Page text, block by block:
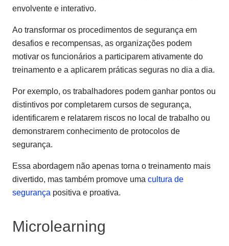
envolvente e interativo.
Ao transformar os procedimentos de segurança em
desafios e recompensas, as organizações podem
motivar os funcionários a participarem ativamente do
treinamento e a aplicarem práticas seguras no dia a dia.
Por exemplo, os trabalhadores podem ganhar pontos ou
distintivos por completarem cursos de segurança,
identificarem e relatarem riscos no local de trabalho ou
demonstrarem conhecimento de protocolos de
segurança.
Essa abordagem não apenas torna o treinamento mais
divertido, mas também promove uma cultura de
segurança positiva e proativa.
Microlearning